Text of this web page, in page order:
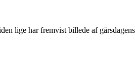
lige har fremvist billede af